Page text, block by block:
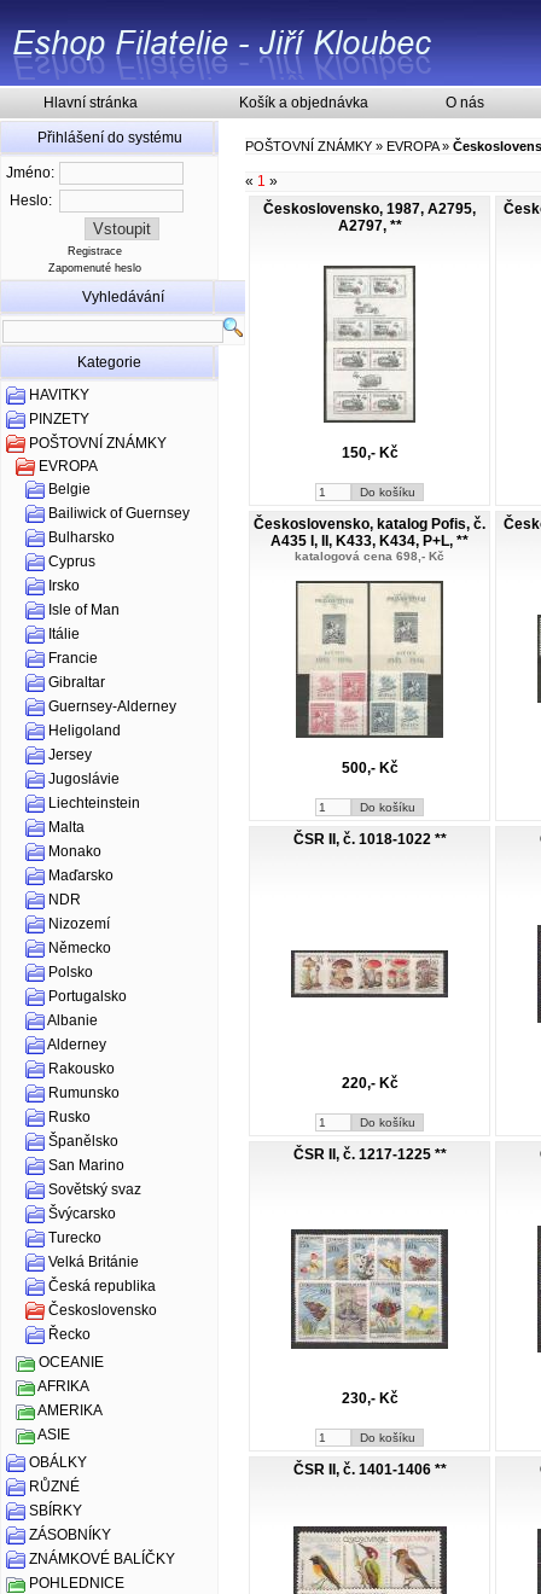
Hlavní stránka Košík a objednávka O nás
Přihlášení do systému
Jméno:
Heslo:
Registrace
Zapomenuté heslo
Vyhledávání
Kategorie
HAVITKY
PINZETY
POŠTOVNÍ ZNÁMKY
EVROPA
Belgie
Bailiwick of Guernsey
Bulharsko
Cyprus
Irsko
Isle of Man
Itálie
Francie
Gibraltar
Guernsey-Alderney
Heligoland
Jersey
Jugoslávie
Liechteinstein
Malta
Monako
Maďarsko
NDR
Nizozemí
Německo
Polsko
Portugalsko
Albanie
Alderney
Rakousko
Rumunsko
Rusko
Španělsko
San Marino
Sovětský svaz
Švýcarsko
Turecko
Velká Británie
Česká republika
Československo
Řecko
OCEANIE
AFRIKA
AMERIKA
ASIE
OBÁLKY
RŮZNÉ
SBÍRKY
ZÁSOBNÍKY
ZNÁMKOVÉ BALÍČKY
POHLEDNICE
POŠTOVNÍ ZNÁMKY » EVROPA»
« 1 »
Československo, 1987, A2795,
A2797, **
150,- Kč
Československo, katalog Pofis, č.
A435 I, II, K433, K434, P+L, **
katalogová cena 698,- Kč
500,- Kč
ČSR II, č. 1018-1022 **
220,- Kč
ČSR II, č. 1217-1225 **
230,- Kč
ČSR II, č. 1401-1406 **